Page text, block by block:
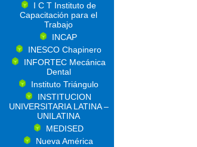
I C T Instituto de
Capacitación para el
Trabajo
INCAP
INESCO Chapinero
INFORTEC Mecánica
Dental
Instituto Triángulo
INSTITUCION
UNIVERSITARIA LATINA –
UNILATINA
MEDISED
Nueva América